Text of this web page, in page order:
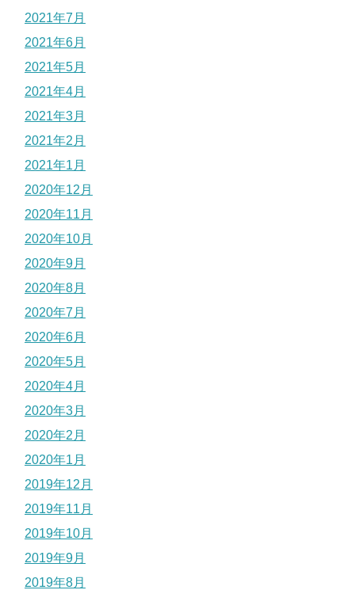
2021年7月
2021年6月
2021年5月
2021年4月
2021年3月
2021年2月
2021年1月
2020年12月
2020年11月
2020年10月
2020年9月
2020年8月
2020年7月
2020年6月
2020年5月
2020年4月
2020年3月
2020年2月
2020年1月
2019年12月
2019年11月
2019年10月
2019年9月
2019年8月